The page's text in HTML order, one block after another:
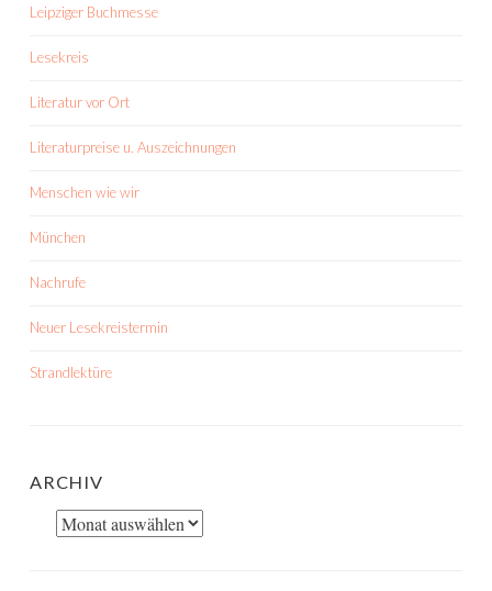
Leipziger Buchmesse
Lesekreis
Literatur vor Ort
Literaturpreise u. Auszeichnungen
Menschen wie wir
München
Nachrufe
Neuer Lesekreistermin
Strandlektüre
ARCHIV
Archiv